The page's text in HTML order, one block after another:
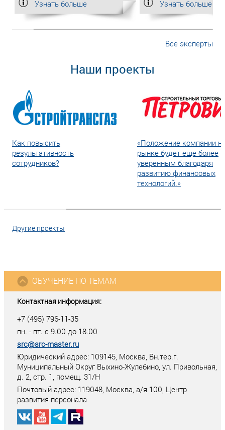
Узнать больше Узнать больше
Все эксперты
Наши проекты
Как повысить
результативность
сотрудников?
«Положение компании
рынке будет еще более
уверенным благодаря
развитию финансовых
технологий.»
Другие проекты
Контактная информация:
+7 (495) 796-11-35
пн. - пт. с 9.00 до 18.00
src@src-master.ru
Юридический адрес: 109145, Москва, Вн.тер.г.
Муниципальный Округ Выхино-Жулебино, ул. Привольная,
д. 2, стр. 1, помещ. 31/Н
Почтовый адрес: 119048, Москва, а/я 100, Центр
развития персонала
ОБУЧЕНИЕ ПО ТЕМАМ